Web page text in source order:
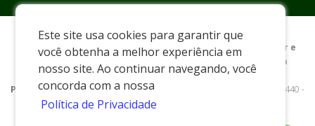
Este site usa cookies para garantir que
você obtenha a melhor experiência em
nosso site. Ao continuar navegando, você
concorda com a nossa
Política de Privacidade
Preços e condições exclusivos para o www.plasmarc.com.br e
para o televendas, podendo sofrer alterações sem prévia
notiﬁcação.
Plasmarc|xxxx|www.plasmarc.com.br
| Rua Nelson Custodio - 440 -
Distrito Industrial Américo Pieri - Pedreira/SP - 13928-550 - E-mail: